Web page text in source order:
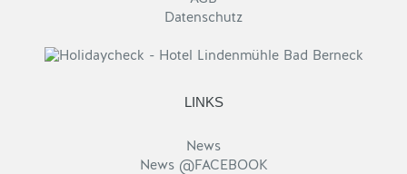
Datenschutz
LINKS
News
News @FACEBOOK